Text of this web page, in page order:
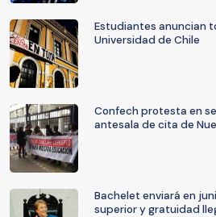
Estudiantes anuncian
Universidad de Chile
Confech protesta en
antesala de cita de
Bachelet enviará en
superior y gratuidad